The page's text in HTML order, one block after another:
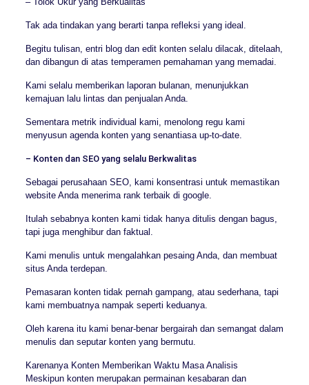
Tak ada tindakan yang berarti tanpa refleksi yang ideal.
Begitu tulisan, entri blog dan edit konten selalu dilacak, ditelaah,
dan dibangun di atas temperamen pemahaman yang memadai.
Kami selalu memberikan laporan bulanan, menunjukkan
kemajuan lalu lintas dan penjualan Anda.
Sementara metrik individual kami, menolong regu kami
menyusun agenda konten yang senantiasa up-to-date.
– Konten dan SEO yang selalu Berkwalitas
Sebagai perusahaan SEO, kami konsentrasi untuk memastikan
website Anda menerima rank terbaik di google.
Itulah sebabnya konten kami tidak hanya ditulis dengan bagus,
tapi juga menghibur dan faktual.
Kami menulis untuk mengalahkan pesaing Anda, dan membuat
situs Anda terdepan.
Pemasaran konten tidak pernah gampang, atau sederhana, tapi
kami membuatnya nampak seperti keduanya.
Oleh karena itu kami benar-benar bergairah dan semangat dalam
menulis dan seputar konten yang bermutu.
Karenanya Konten Memberikan Waktu Masa Analisis
Meskipun konten merupakan permainan kesabaran dan